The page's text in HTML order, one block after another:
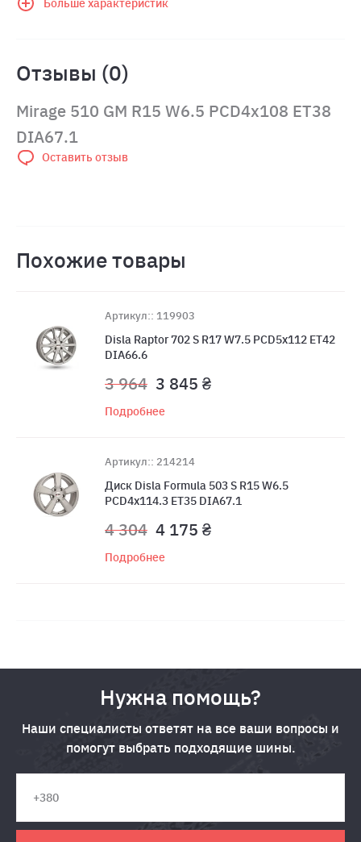
Больше характеристик
Отзывы (0)
Mirage 510 GM R15 W6.5 PCD4x108 ET38
DIA67.1
Оставить отзыв
Похожие товары
Артикул:: 119903
Disla Raptor 702 S R17 W7.5 PCD5x112 ET42
DIA66.6
3 964 3 845 ₴
Подробнее
Артикул:: 214214
Диск Disla Formula 503 S R15 W6.5
PCD4x114.3 ET35 DIA67.1
4 304 4 175 ₴
Подробнее
Нужна помощь?
Наши специалисты ответят на все ваши вопросы и
помогут выбрать подходящие шины.